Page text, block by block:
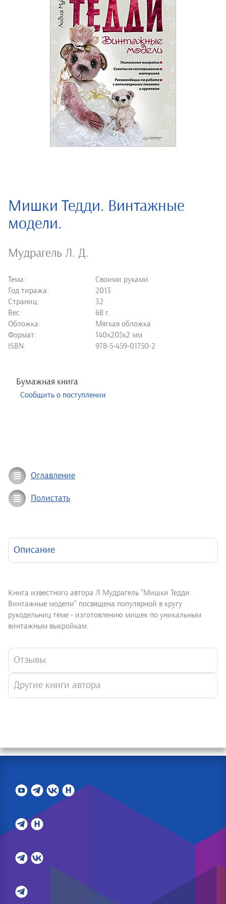
Мишки Тедди. Винтажные
модели.
Мудрагель Л. Д.
Тема:
Своими руками
Год тиража:
2013
Страниц:
32
Вес:
68 г.
Обложка:
Мягкая обложка
Формат:
140х205х2 мм
ISBN:
978-5-459-01750-2
Бумажная книга
Сообщить о поступлении
Оглавление
Полистать
Описание
Книга известного автора Л.Мудрагель "Мишки Тедди.
Винтажные модели" посвящена популярной в кругу
рукодельниц теме - изготовлению мишек по уникальным
винтажным выкройкам.
Отзывы
Другие книги автора